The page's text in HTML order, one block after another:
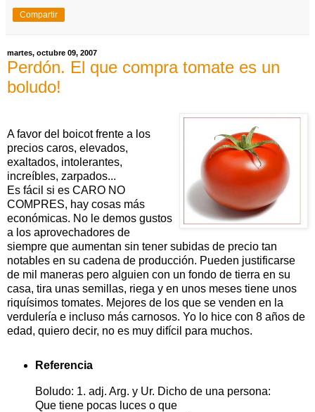
Compartir
martes, octubre 09, 2007
Perdón. El que compra tomate es un
boludo!
A favor del boicot frente a los
precios caros, elevados,
exaltados, intolerantes,
increíbles, zarpados...
Es fácil si es CARO NO
COMPRES, hay cosas más
económicas. No le demos gustos
a los aprovechadores de
siempre que aumentan sin tener subidas de precio tan
notables en su cadena de producción. Pueden justificarse
de mil maneras pero alguien con un fondo de tierra en su
casa, tira unas semillas, riega y en unos meses tiene unos
riquísimos tomates. Mejores de los que se venden en la
verdulería e incluso más carnosos. Yo lo hice con 8 años de
edad, quiero decir, no es muy difícil para muchos.
Referencia
Boludo: 1. adj. Arg. y Ur. Dicho de una persona:
Que tiene pocas luces o que